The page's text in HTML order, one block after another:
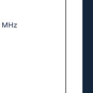
МНz